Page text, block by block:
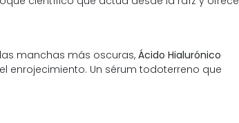
manchas más oscuras, Ácido Hialurónico
enrojecimiento. Un sérum todoterreno que